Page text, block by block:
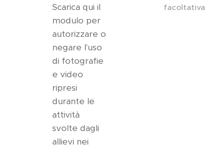
Scarica qui il
modulo per
autorizzare o
negare l'uso
di fotografie
e video
ripresi
durante le
attività
svolte dagli
allievi nei
facoltativa